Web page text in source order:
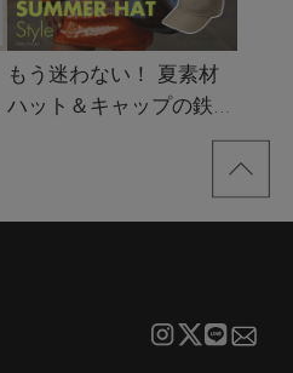
もう迷わない！ 夏素材
ハット＆キャップの鉄板